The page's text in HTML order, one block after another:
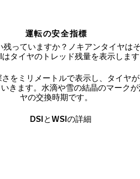
運転の安全指標
残っていますか？ノキアンタイヤは
はタイヤのトレッド残量を表示しま
をミリメートルで表示し、タイヤ
きます。水滴や雪の結晶のマーク
ヤの交換時期です。
DSIとWSIの詳細